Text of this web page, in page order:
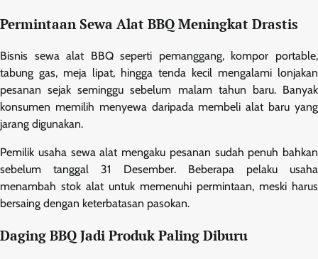
Permintaan Sewa Alat BBQ Meningkat Drastis
Bisnis sewa alat BBQ seperti pemanggang, kompor portable,
tabung gas, meja lipat, hingga tenda kecil mengalami lonjakan
pesanan sejak seminggu sebelum malam tahun baru. Banyak
konsumen memilih menyewa daripada membeli alat baru yang
jarang digunakan.
Pemilik usaha sewa alat mengaku pesanan sudah penuh bahkan
sebelum tanggal 31 Desember. Beberapa pelaku usaha
menambah stok alat untuk memenuhi permintaan, meski harus
bersaing dengan keterbatasan pasokan.
Daging BBQ Jadi Produk Paling Diburu